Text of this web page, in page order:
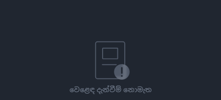
වෙළෙඳ දැන්වීම් නොමැත